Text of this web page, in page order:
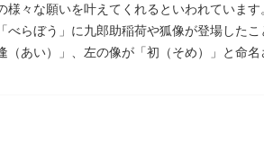
様々な願いを叶えてくれるといわれていま
めさくら）と呼ばれるが枝垂れ桜が、見事
神の一社・弁財天にあたり、七福神に関する
べらぼう」に九郎助稲荷や狐像が登場した
（あい）」、左の像が「初（そめ）」と命名